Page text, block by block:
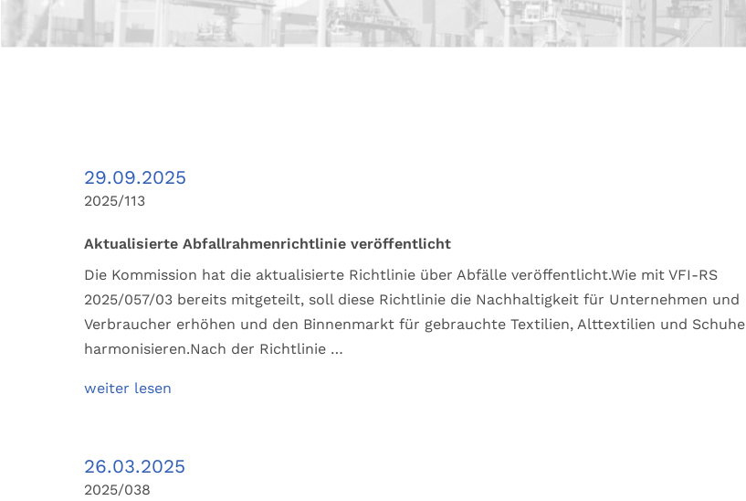
29.09.2025
2025/113
Aktualisierte Abfallrahmenrichtlinie veröffentlicht
Die Kommission hat die aktualisierte Richtlinie über Abfälle veröffentlicht.Wie mit VFI-RS
2025/057/03 bereits mitgeteilt, soll diese Richtlinie die Nachhaltigkeit für Unternehmen und
Verbraucher erhöhen und den Binnenmarkt für gebrauchte Textilien, Alttextilien und Schuhe
harmonisieren.Nach der Richtlinie …
weiter lesen
26.03.2025
2025/038